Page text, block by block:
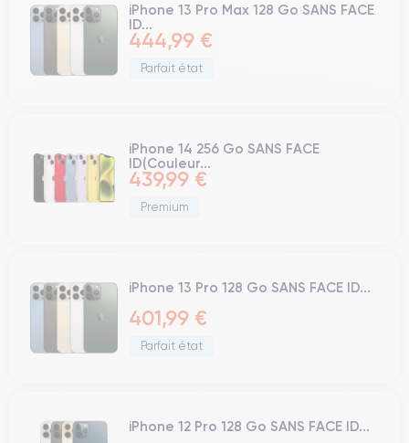
iPhone 13 Pro Max 128 Go SANS FACE
ID...
444,99 €
Parfait état
iPhone 14 256 Go SANS FACE
ID(Couleur...
439,99 €
Premium
iPhone 13 Pro 128 Go SANS FACE ID...
401,99 €
Parfait état
iPhone 12 Pro 128 Go SANS FACE ID...